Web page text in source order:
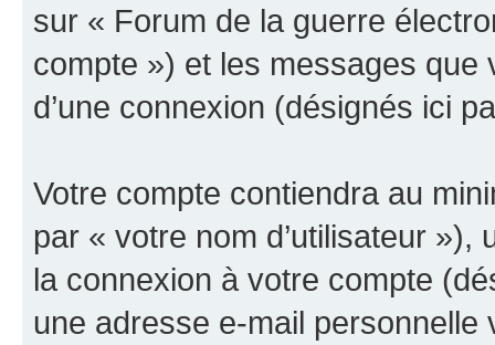
sur « Forum de la guerre
compte ») et les messages que
d’une connexion (désignés ici
Votre compte contiendra au
par « votre nom d’utilisateur
la connexion à votre compte
une adresse e-mail